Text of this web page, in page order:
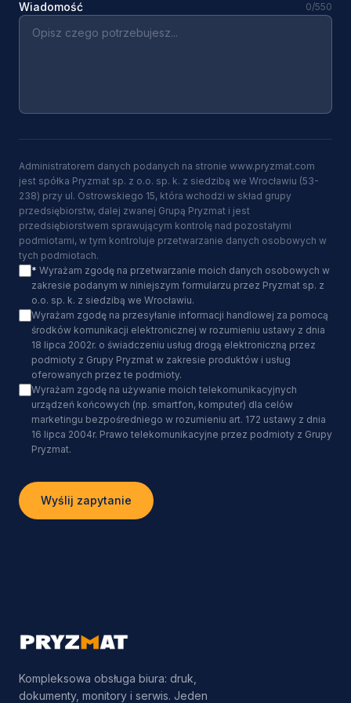
Wiadomość 0/550
Administratorem danych podanych na stronie www.pryzmat.com
jest spółka Pryzmat sp. z o.o. sp. k. z siedzibą we Wrocławiu (53-
238) przy ul. Ostrowskiego 15, która wchodzi w skład grupy
przedsiębiorstw, dalej zwanej Grupą Pryzmat i jest
przedsiębiorstwem sprawującym kontrolę nad pozostałymi
podmiotami, w tym kontroluje przetwarzanie danych osobowych w
tych podmiotach.
* Wyrażam zgodę na przetwarzanie moich danych osobowych w
zakresie podanym w niniejszym formularzu przez Pryzmat sp. z
o.o. sp. k. z siedzibą we Wrocławiu.
Wyrażam zgodę na przesyłanie informacji handlowej za pomocą
środków komunikacji elektronicznej w rozumieniu ustawy z dnia
18 lipca 2002r. o świadczeniu usług drogą elektroniczną przez
podmioty z Grupy Pryzmat w zakresie produktów i usług
oferowanych przez te podmioty.
Wyrażam zgodę na używanie moich telekomunikacyjnych
urządzeń końcowych (np. smartfon, komputer) dla celów
marketingu bezpośredniego w rozumieniu art. 172 ustawy z dnia
16 lipca 2004r. Prawo telekomunikacyjne przez podmioty z Grupy
Pryzmat.
Wyślij zapytanie
Kompleksowa obsługa biura: druk,
dokumenty, monitory i serwis. Jeden